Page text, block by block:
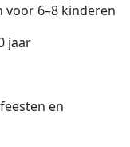
6–8 kinderen
jaar
en